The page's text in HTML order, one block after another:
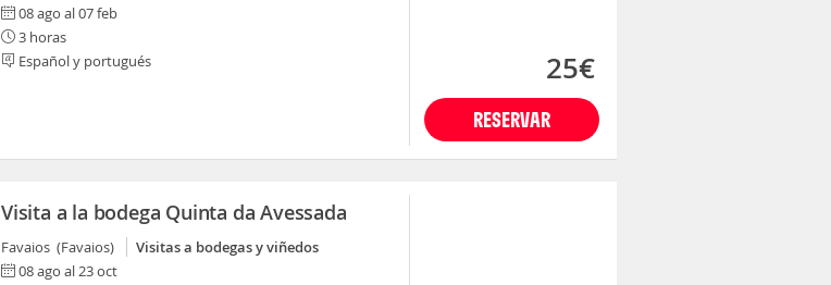
08 ago al 07 feb
3 horas
Español y portugués
RESERVAR
25€
Visita a la bodega Quinta da Avessada
Favaios (Favaios)
Visitas a bodegas y viñedos
08 ago al 23 oct